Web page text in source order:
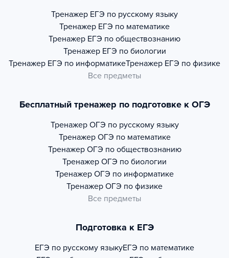
Тренажер ЕГЭ по русскому языку
Тренажер ЕГЭ по математике
Тренажер ЕГЭ по обществознанию
Тренажер ЕГЭ по биологии
Тренажер ЕГЭ по информатикеТренажер ЕГЭ по физике
Все предметы
Бесплатный тренажер по подготовке к ОГЭ
Тренажер ОГЭ по русскому языку
Тренажер ОГЭ по математике
Тренажер ОГЭ по обществознанию
Тренажер ОГЭ по биологии
Тренажер ОГЭ по информатике
Тренажер ОГЭ по физике
Все предметы
Подготовка к ЕГЭ
ЕГЭ по русскому языкуЕГЭ по математике